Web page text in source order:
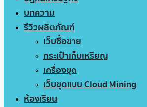
บทความ
รีวิวผลิตภัณฑ์
เว็บซื้อขาย
กระเป๋าเก็บเหรียญ
เครื่องขุด
เว็บขุดแบบ Cloud Mining
ห้องเรียน